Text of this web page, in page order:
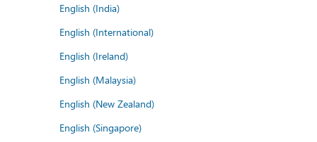
English (India)
English (International)
English (Ireland)
English (Malaysia)
English (New Zealand)
English (Singapore)